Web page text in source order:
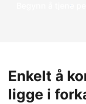
Begynn å tjene
Enkelt å
ligge i